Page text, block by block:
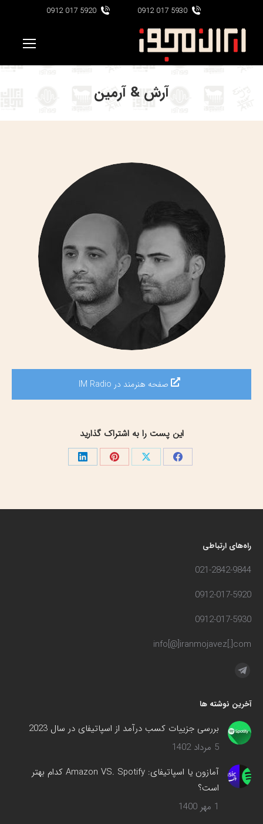
5930 017 0912
5920 017 0912
آرش & آرمین
صفحه هنرمند در IM Radio
این پست را به اشتراک گذارید
اشتراک اشتراک اشتراک اشتراک
راه‌های ارتباطی
021-2842-9844
0912-017-5920
0912-017-5930
info[@]iranmojavez[.]com
مارا در اینجا پیدا کنید:
تلگرام
در
پنجره
جدید
می‌شود
آخرین نوشته ها
بررسی جزییات کسب درآمد از اسپاتیفای در سال 2023
5 مرداد 1402
آمازون یا اسپاتیفای: Amazon VS. Spotify کدام بهتر
است؟
1 مهر 1400